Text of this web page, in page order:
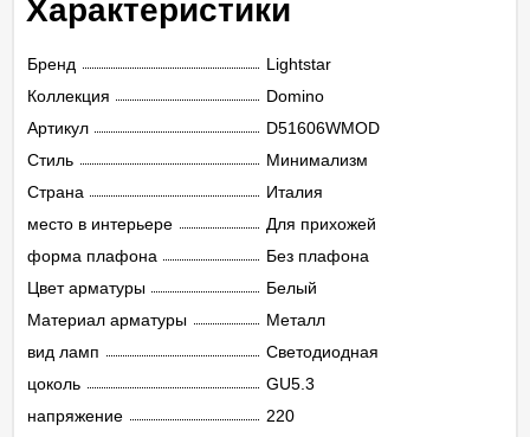
Характеристики
Бренд
Lightstar
Коллекция
Domino
Артикул
D51606WMOD
Стиль
Минимализм
Страна
Италия
место в интерьере
Для прихожей
форма плафона
Без плафона
Цвет арматуры
Белый
Материал арматуры
Металл
вид ламп
Светодиодная
цоколь
GU5.3
напряжение
220